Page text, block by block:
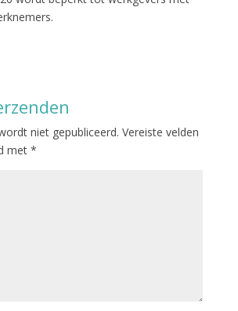
niet gepubliceerd. Vereiste velden
met *